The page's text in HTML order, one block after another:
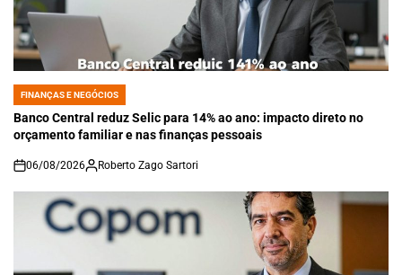
POSTED
IN
FINANÇAS E NEGÓCIOS
Banco Central reduz Selic para 14% ao ano: impacto direto no
orçamento familiar e nas finanças pessoais
on
06/08/2026 Roberto Zago Sartori